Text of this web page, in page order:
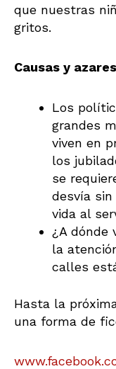
que nuestras
gritos.
Causas y
Los
grandes
viven en
los
se
desvía
vida al
¿A dónde
la
calles
Hasta la
una forma de